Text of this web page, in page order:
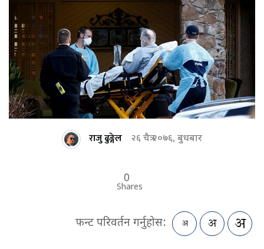
राजु ढुङ्गेल २६ चैत्र २०७६, बुधबार
0
Shares
फन्ट परिवर्तन गर्नुहोस: